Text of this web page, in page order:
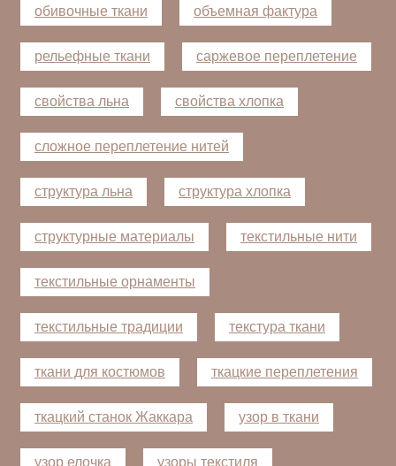
обивочные ткани объемная фактура
рельефные ткани саржевое переплетение
свойства льна свойства хлопка
сложное переплетение нитей
структура льна структура хлопка
структурные материалы текстильные нити
текстильные орнаменты
текстильные традиции текстура ткани
ткани для костюмов ткацкие переплетения
ткацкий станок Жаккара узор в ткани